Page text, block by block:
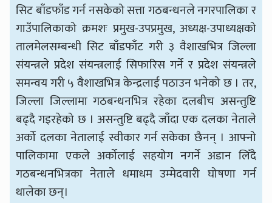
सिट बाँडफाँड गर्न नसकेको सत्ता गठबन्धनले नगरपालिका र
गाउँपालिकाको क्रमशः प्रमुख-उपप्रमुख, अध्यक्ष-उपाध्यक्षको
तालमेलसम्बन्धी सिट बाँडफाँट गरी ३ वैशाखभित्र जिल्ला
संयन्त्रले प्रदेश संयन्त्रलाई सिफारिस गर्ने र प्रदेश संयन्त्रले
समन्वय गरी ५ वैशाखभित्र केन्द्रलाई पठाउन भनेको छ । तर,
जिल्ला जिल्लामा गठबन्धनभित्र रहेका दलबीच असन्तुष्टि
बढ्दै गइरहेको छ । असन्तुष्टि बढ्दै जाँदा एक दलका नेताले
अर्को दलका नेतालाई स्वीकार गर्न सकेका छैनन् । आफ्नो
पालिकामा एकले अर्कोलाई सहयोग नगर्ने अडान लिँदै
गठबन्धनभित्रका नेताले धमाधम उम्मेदवारी घोषणा गर्न
थालेका छन्।